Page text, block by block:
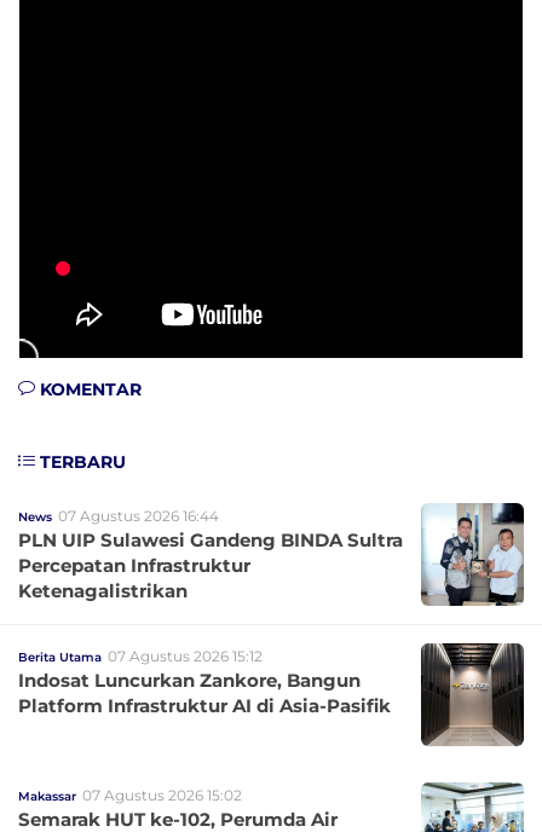
KOMENTAR
TERBARU
News 07 Agustus 2026 16:44
PLN UIP Sulawesi Gandeng BINDA Sultra
Percepatan Infrastruktur
Ketenagalistrikan
Berita Utama 07 Agustus 2026 15:12
Indosat Luncurkan Zankore, Bangun
Platform Infrastruktur AI di Asia-Pasifik
Makassar 07 Agustus 2026 15:02
Semarak HUT ke-102, Perumda Air